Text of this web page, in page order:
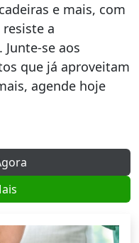
e mais, com
a
se aos
que já aproveitam
agende hoje